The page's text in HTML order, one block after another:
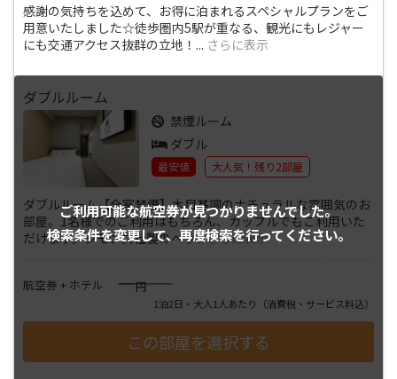
感謝の気持ちを込めて、お得に泊まれるスペシャルプランをご
用意いたしました☆徒歩圏内5駅が重なる、観光にもレジャー
にも交通アクセス抜群の立地！ ... さらに表示
ご利用可能な航空券が見つかりませんでした。
検索条件を変更して、再度検索を行ってください。
ダブルルーム
禁煙ルーム
ダブル
最安値 大人気！残り2部屋
ダブルルーム【全室禁煙】木目基調のナチュラルな雰囲気のお
部屋。1名様でのご利用はもちろん、カップルでもご利用いた
だけます。シモンズ社製のベッ...さらに表示
航空券 + ホテル ――――円
1泊2日・大人1人あたり （消費税・サービス料込）